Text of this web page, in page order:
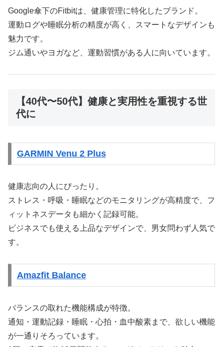
Google傘下のFitbitは、健康管理に特化したブランド。
運動ログや睡眠分析の精度が高く、スマートなデザインも
魅力です。
ジム通いやヨガなど、運動習慣がある人に向いています。
【40代〜50代】健康と実用性を重視する世
代に
GARMIN Venu 2 Plus
健康志向の人にぴったり。
ストレス・呼吸・睡眠などのモニタリングが高精度で、フ
ィットネスデータも細かく記録可能。
ビジネスでも使える上品なデザインで、男女問わず人気で
す。
Amazfit Balance
バランスの取れた機能構成が特徴。
通知・運動記録・睡眠・心拍・血中酸素まで、欲しい機能
が一通りそろっています。